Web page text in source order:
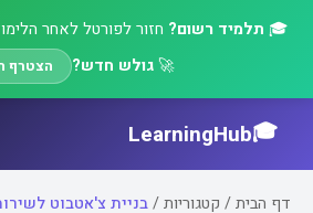
🎓תלמיד רשום?חזור לפורטל לאחר הלימוד
🚀גולש חדש? הצטרף
🎓
LearningHub
דף הבית / קטגוריות / בניית צ'אטבוט